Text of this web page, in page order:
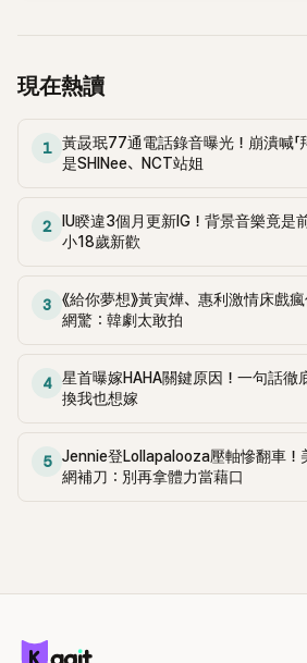
我聖誕卡啊！」兩人一來一往的互動，也
旻與銀赫是從小學時期就認識的同學，
注。
昭旻）是不可能變成戀人的」一句話讓現
家都說想生像我一樣的女兒，那不是要
嗎？可是又說不想跟我結婚，這真的讓人
往的男友完全不喝酒，分手後也從沒喝
是不是因為他不喝酒才這樣。」 她更爆
對方冷回：「是妳不要打，是妳要忍。」
KAI表示自己會直接封鎖前任，全昭旻卻
她也坦承曾在寒冬裡守在前男友家門口
折返苦等，傳訊息說「歐巴我好冷」，對
我來這樣折磨自己的，我應該要更珍惜
以《奇蹟》出道，後續出演《伊甸園之東》
牌自己的感情史。她語出驚人地透露，過
友：「為了我，拜託你換個手機號碼吧。
方直接把你封鎖怎麼辦？」全昭旻想都沒
直接找上門，只要他一開門，我馬上來個
的「攪局男」（俗稱鯰魚男）突然登場，
氛。原先與全昭旻互動正甜的卓在勳，當
尤其在相親過程中，全昭旻與鯰魚男突
互動全被鏡頭捕捉，卓在勳更忍不住當眾
點。分手後，她憑著真性情與不做作的
續攀升，同時也穩定拍攝戲劇作品，成
前池錫辰就曾在節目中揭露，全昭旻大
友，卻從來沒收過名牌禮物，反而是她一直
現在熱讀
1
黃晸珉77通電話錄音曝光！崩潰喊「
是SHINee、NCT站姐
2
IU睽違3個月更新IG！背景音樂竟是
小18歲新歡
3
《給你夢想》黃寅燁、惠利激情床戲
網驚：韓劇太敢拍
4
星首曝嫁HAHA關鍵原因！一句話徹
換我也想嫁
5
Jennie登Lollapalooza壓軸慘翻車！
網補刀：別再拿體力當藉口